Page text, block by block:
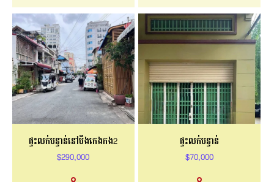
ផ្ទះលក់បន្ទាន់នៅបឹងកេងកង2
$290,000
ផ្ទះលក់បន្ទាន់
$70,000